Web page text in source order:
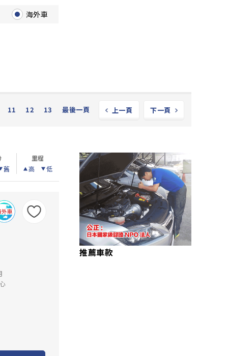
海外車
11 12 13 最後一頁 上一頁 下一頁
舊
里程
高
低
推薦車款